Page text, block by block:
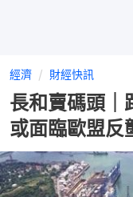
經濟 財經快訊
長和賣碼頭
或面臨歐盟反